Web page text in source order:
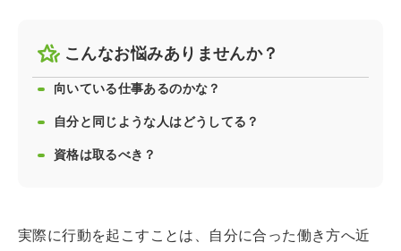
こんなお悩みありませんか？
向いている仕事あるのかな？
自分と同じような人はどうしてる？
資格は取るべき？
実際に行動を起こすことは、自分に合った働き方へ近